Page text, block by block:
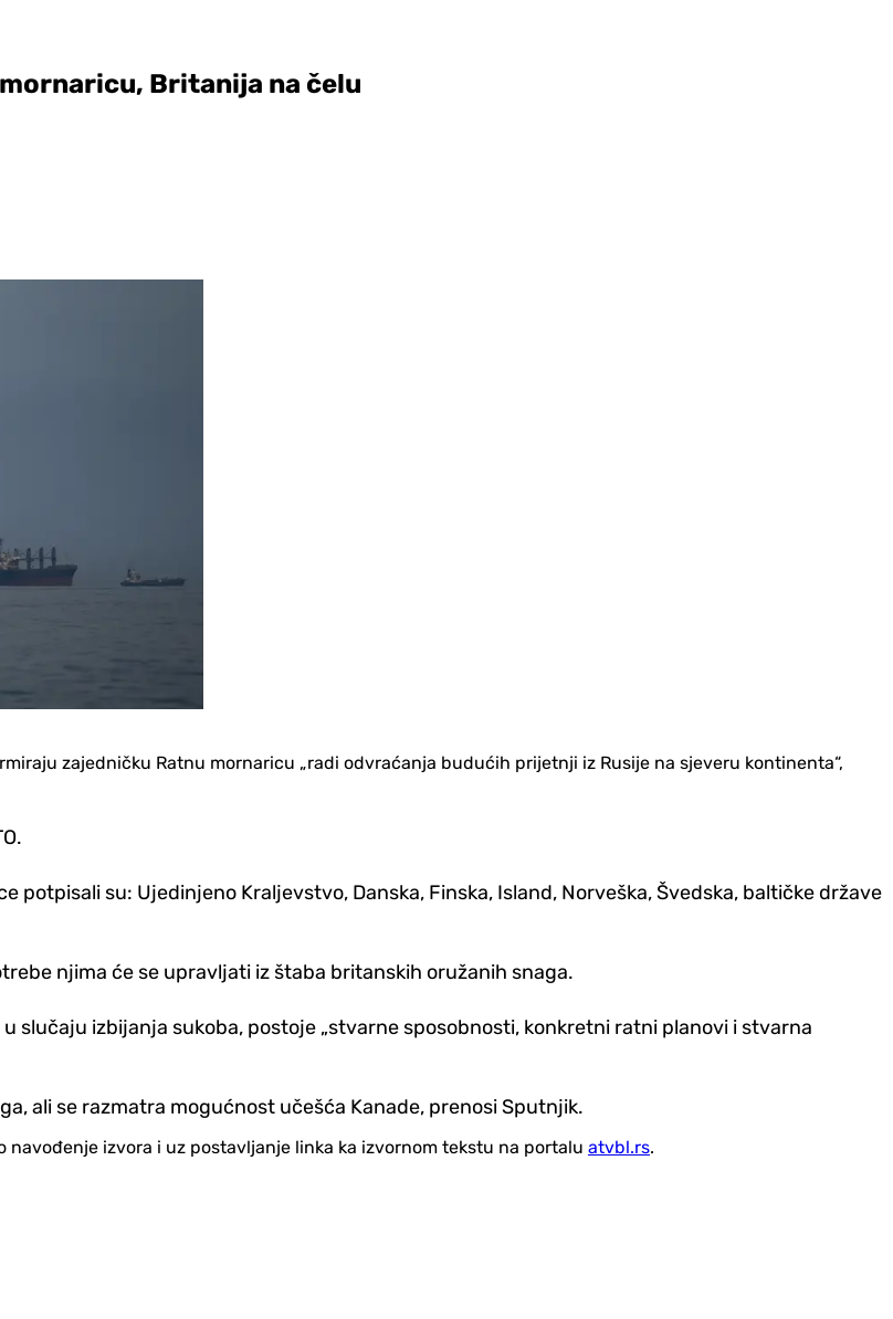
Britanija na čelu
zajedničku Ratnu mornaricu „radi odvraćanja budućih prijetnji iz Rusije na sjeveru kontinenta“,
su: Ujedinjeno Kraljevstvo, Danska, Finska, Island, Norveška, Švedska, baltičke države
njima će se upravljati iz štaba britanskih oružanih snaga.
slučaju izbijanja sukoba, postoje „stvarne sposobnosti, konkretni ratni planovi i stvarna
ali se razmatra mogućnost učešća Kanade, prenosi Sputnjik.
izvora i uz postavljanje linka ka izvornom tekstu na portalu atvbl.rs.